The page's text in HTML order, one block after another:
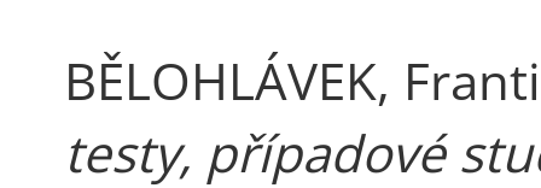
BĚLOHLÁVEK,
testy, případové